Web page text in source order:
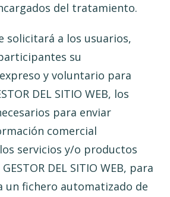
del tratamiento.
solicitará a los usuarios,
su
y voluntario para
DEL SITIO WEB, los
para enviar
comercial
servicios y/o productos
DEL SITIO WEB, para
un fichero automatizado de